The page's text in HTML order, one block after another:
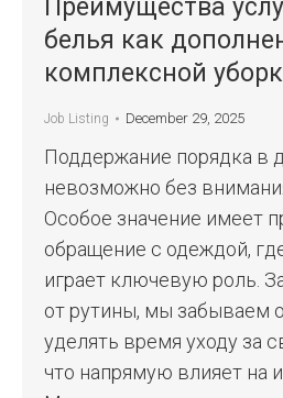
Преимущества
белья как
комплексной
Job Listing December 29, 2025
Поддержание порядка в
невозможно без
Особое значение имеет
обращение с одеждой,
играет ключевую роль.
от рутины, мы забываем
уделять время уходу за
что напрямую влияет на